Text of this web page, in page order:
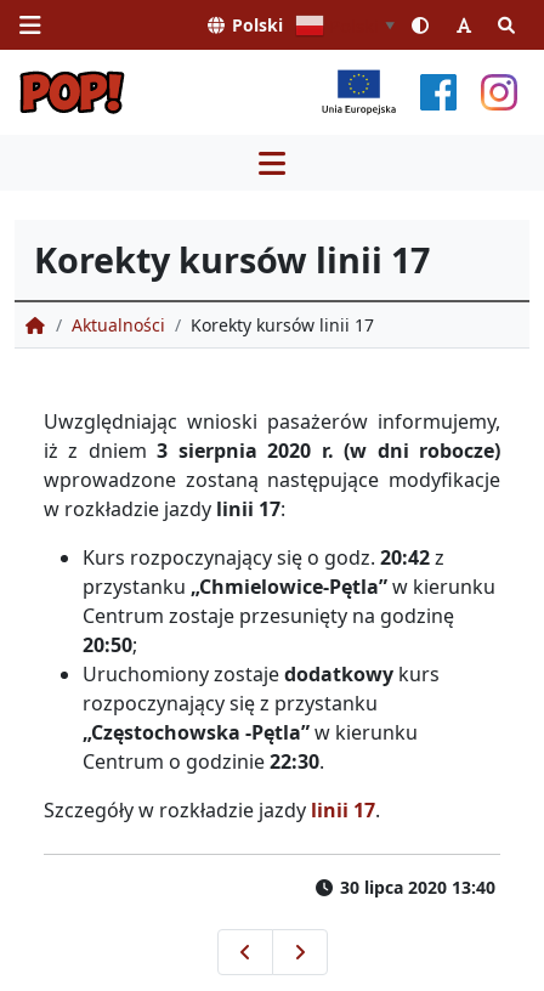
Polski ▼
treści
Korekty kursów linii 17
Portal Obsługi Pasażera
Aktualności Korekty kursów linii 17
Uwzględniając wnioski pasażerów informujemy,
iż z dniem3 sierpnia 2020 r. (w dni robocze)
wprowadzone zostaną następujące modyfikacje
w rozkładzie jazdy linii 17:
Kurs rozpoczynający się o godz. 20:42z
przystanku „Chmielowice-Pętla”w kierunku
Centrum zostaje przesunięty na godzinę
20:50;
Uruchomiony zostajedodatkowy kurs
rozpoczynający się z przystanku
„Częstochowska -Pętla”w kierunku
Centrum o godzinie22:30.
Szczegóły w rozkładzie jazdy linii 17.
30 lipca 2020 13:40
Dynamiczna Informacja
6 sierpnia Tour de Pologne